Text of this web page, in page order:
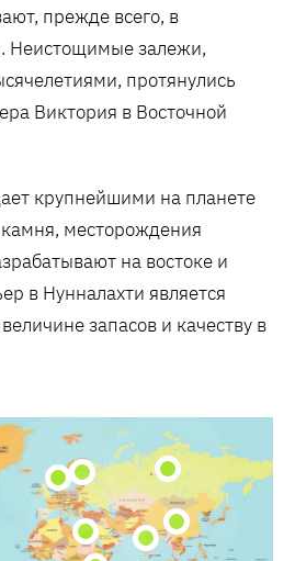
прежде всего, в
Неистощимые залежи,
протянулись
Виктория в Восточной
крупнейшими на планете
месторождения
на востоке и
в Нунналахти является
запасов и качеству в